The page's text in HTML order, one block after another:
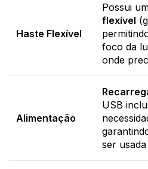
Haste Flexível
Possui
flexível
foco da
onde
Alimentação
USB
ser